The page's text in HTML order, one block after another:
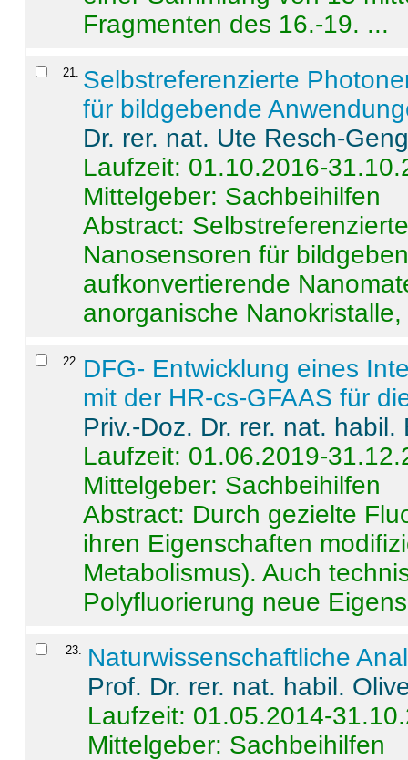
Fragmenten des 16.-19. ...
21
Selbstreferenzierte
für bildgebende
Dr. rer. nat. Ute Resch-
Laufzeit: 01.10.2016-
Mittelgeber: Sachbeihilfen
Abstract:
Nanosensoren für
aufkonvertierende
anorganische
22
DFG- Entwicklung eines
mit der HR-cs-GFAAS für
Priv.-Doz. Dr. rer. nat.
Laufzeit: 01.06.2019-
Mittelgeber: Sachbeihilfen
Abstract: Durch gezielte
ihren Eigenschaften
Metabolismus). Auch
Polyfluorierung neue
23. Naturwissenschaftliche
Prof. Dr. rer. nat. habil.
Laufzeit: 01.05.2014-
Mittelgeber: Sachbeihilfen